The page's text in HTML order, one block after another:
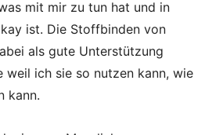
mit mir zu tun hat und in
ist. Die Stoffbinden von
als gute Unterstützung
weil ich sie so nutzen kann, wie
kann.